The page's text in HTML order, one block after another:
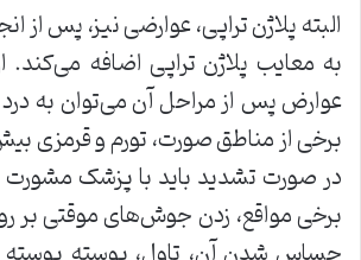
البته پلاژن تراپی، عوارضی نیز، پس از
به معایب پلاژن تراپی اضافه
عوارض پس از مراحل آن می‌توان به
برخی از مناطق صورت، تورم و قرمزی
در صورت تشدید باید با پزشک
برخی مواقع، زدن جوش‌های موقتی